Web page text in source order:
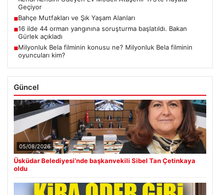
Geçiyor
■Bahçe Mutfakları ve Şık Yaşam Alanları
■16 ilde 44 orman yangınına soruşturma başlatıldı. Bakan
Gürlek açıkladı
■Milyonluk Bela filminin konusu ne? Milyonluk Bela filminin
oyuncuları kim?
Güncel
05/08/2026
Üsküdar Belediyesi’nde başkanvekili Sibel Tan Çetinkaya
oldu